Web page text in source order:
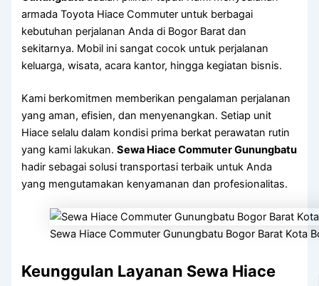
armada Toyota Hiace Commuter untuk berbagai
kebutuhan perjalanan Anda di Bogor Barat dan
sekitarnya. Mobil ini sangat cocok untuk perjalanan
keluarga, wisata, acara kantor, hingga kegiatan bisnis.
Kami berkomitmen memberikan pengalaman perjalanan
yang aman, efisien, dan menyenangkan. Setiap unit
Hiace selalu dalam kondisi prima berkat perawatan rutin
yang kami lakukan.Sewa Hiace Commuter Gunungbatu
hadir sebagai solusi transportasi terbaik untuk Anda
yang mengutamakan kenyamanan dan profesionalitas.
Sewa Hiace Commuter Gunungbatu Bogor Barat Kota
Keunggulan Layanan Sewa Hiace